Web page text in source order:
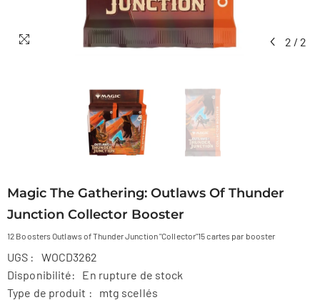
2 / 2
Magic The Gathering: Outlaws Of Thunder
Junction Collector Booster
12 Boosters Outlaws of Thunder Junction "Collector"15 cartes par booster
UGS :
WOCD3262
Disponibilité:
En rupture de stock
Type de produit :
mtg scellés